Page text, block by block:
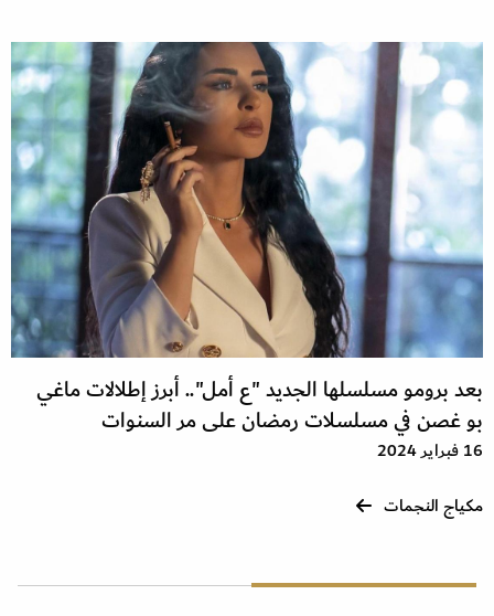
بعد برومو مسلسلها الجديد "ع أمل".. أبرز إطلالات ماغي
بو غصن في مسلسلات رمضان على مر السنوات
16 فبراير 2024
مكياج النجمات